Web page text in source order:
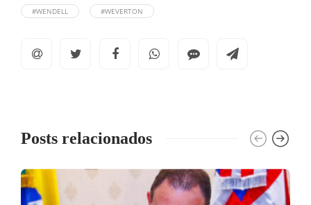
#WENDELL #WEVERTON
Posts relacionados